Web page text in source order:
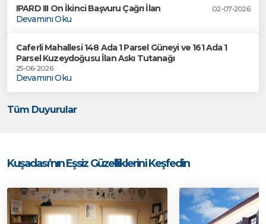
IPARD III On İkinci Başvuru Çağrı İlan 02-07-2026
Devamını Oku
Caferli Mahallesi 148 Ada 1 Parsel Güneyi ve 161 Ada 1
Parsel Kuzeydoğusu İlan Askı Tutanağı
25-06-2026
Devamını Oku
Tüm Duyurular
Kuşadası’nın Eşsiz Güzelliklerini Keşfedin